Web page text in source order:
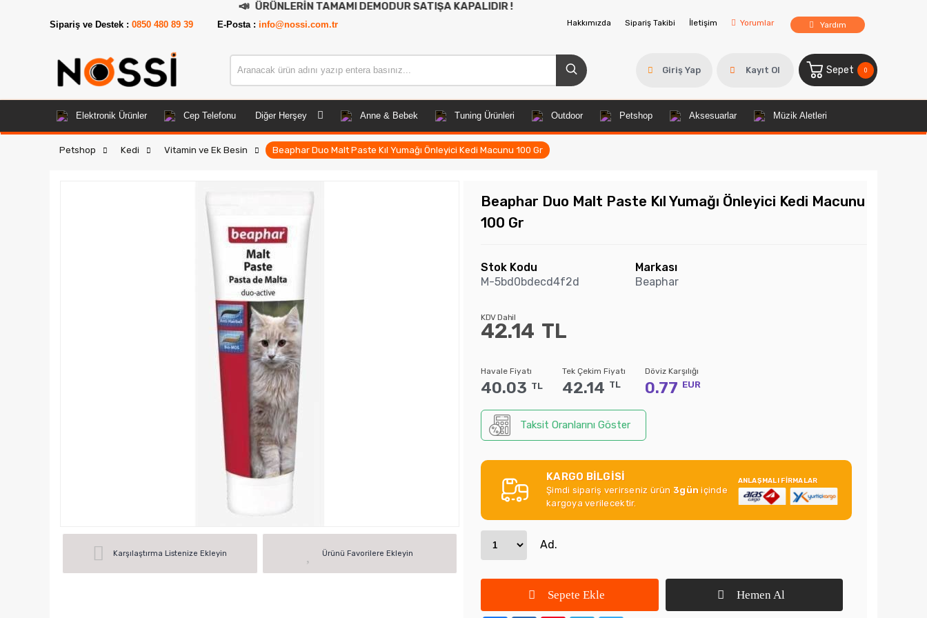
ÜRÜNLERİN TAMAMI DEMODUR SATIŞA KAPALIDIR !
Sipariş ve Destek : 0850 480 89 39 E-Posta :info@nossi.com.tr Hakkımızda Sipariş Takibi İletişim Yorumlar Yardım
Giriş Yap Kayıt Ol Sepet 0
Elektronik Ürünler Cep Telefonu Diğer Herşey Anne & Bebek Tuning Ürünleri Outdoor Petshop Aksesuarlar Müzik Aletleri
Petshop Kedi Vitamin ve Ek Besin Beaphar Duo Malt Paste Kıl Yumağı Önleyici Kedi Macunu 100 Gr
Karşılaştırma Listenize Ekleyin Ürünü Favorilere Ekleyin
Beaphar Duo Malt Paste Kıl Yumağı Önleyici Kedi Macunu
100 Gr
Stok Kodu
M-5bd0bdecd4f2d
Markası
Beaphar
42.14 TL
KDV Dahil
Havale Fiyatı
40.03 TL
Tek Çekim Fiyatı
42.14 TL
Döviz Karşılığı
0.77 EUR
Taksit Oranlarını Göster
KARGO BİLGİSİ
Şimdi sipariş verirseniz ürün 3gün içinde
kargoya verilecektir.
ANLAŞMALI FİRMALAR
Ad.
Sepete Ekle Hemen Al